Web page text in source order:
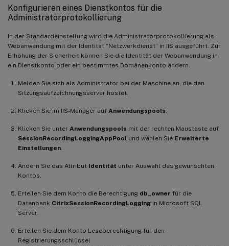
Konfigurieren eines Dienstkontos für die
Administratorprotokollierung
In der Standardeinstellung wird die Administratorprotokollierung als
Webanwendung mit der Identität “Netzwerkdienst” in IIS ausgeführt. Zur
Erhöhung der Sicherheit können Sie die Identität der Webanwendung in
ein Dienstkonto oder ein bestimmtes Domänenkonto ändern.
Melden Sie sich als Administrator bei der Maschine an, die den
Sitzungsaufzeichnungsserver hostet.
Klicken Sie im IIS-Manager auf Anwendungspools.
Klicken Sie unter Anwendungspools mit der rechten Maustaste auf
SessionRecordingLoggingAppPool und wählen Sie Erweiterte
Einstellungen.
Ändern Sie das Attribut Identität unter Auswahl des gewünschten
Kontos.
Erteilen Sie dem Konto die Berechtigung db_owner für die
Datenbank CitrixSessionRecordingLogging in Microsoft SQL
Server.
Erteilen Sie dem Konto Leseberechtigung für den
Registrierungsschlüssel